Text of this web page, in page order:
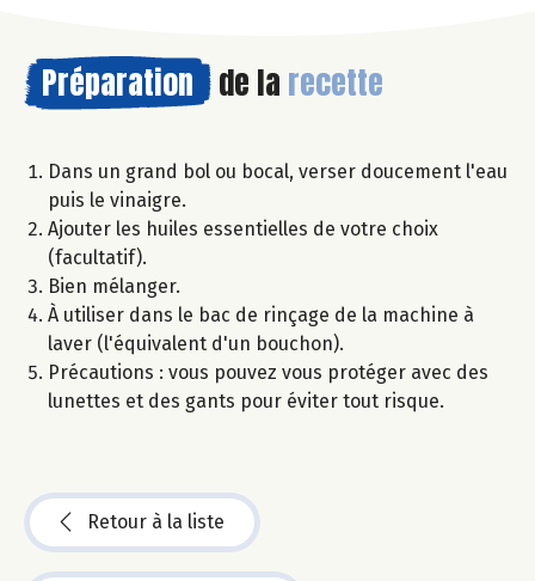
Préparation de la recette
Dans un grand bol ou bocal, verser doucement l'eau
puis le vinaigre.
Ajouter les huiles essentielles de votre choix
(facultatif).
Bien mélanger.
À utiliser dans le bac de rinçage de la machine à
laver (l'équivalent d'un bouchon).
Précautions : vous pouvez vous protéger avec des
lunettes et des gants pour éviter tout risque.
Retour à la liste